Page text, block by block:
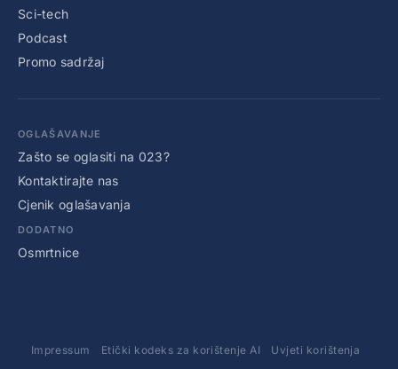
Sci-tech
Podcast
Promo sadržaj
OGLAŠAVANJE
Zašto se oglasiti na 023?
Kontaktirajte nas
Cjenik oglašavanja
DODATNO
Osmrtnice
Impressum Etički kodeks za korištenje AI Uvjeti korištenja